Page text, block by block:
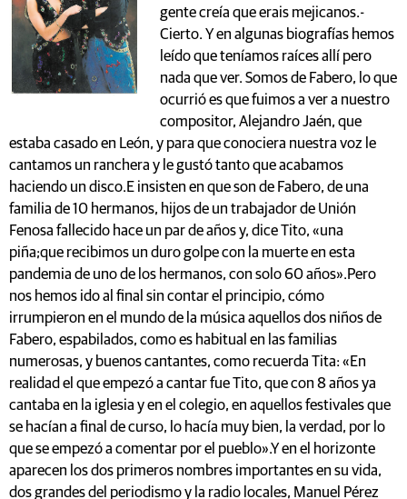
gente creía que erais mejicanos.-
Cierto. Y en algunas biografías hemos
leído que teníamos raíces allí pero
nada que ver. Somos de Fabero, lo que
ocurrió es que fuimos a ver a nuestro
compositor, Alejandro Jaén, que
estaba casado en León, y para que conociera nuestra voz le
cantamos un ranchera y le gustó tanto que acabamos
haciendo un disco.E insisten en que son de Fabero, de una
familia de 10 hermanos, hijos de un trabajador de Unión
Fenosa fallecido hace un par de años y, dice Tito, «una
piña;que recibimos un duro golpe con la muerte en esta
pandemia de uno de los hermanos, con solo 60 años».Pero
nos hemos ido al final sin contar el principio, cómo
irrumpieron en el mundo de la música aquellos dos niños de
Fabero, espabilados, como es habitual en las familias
numerosas, y buenos cantantes, como recuerda Tita: «En
realidad el que empezó a cantar fue Tito, que con 8 años ya
cantaba en la iglesia y en el colegio, en aquellos festivales que
se hacían a final de curso, lo hacía muy bien, la verdad, por lo
que se empezó a comentar por el pueblo».Y en el horizonte
aparecen los dos primeros nombres importantes en su vida,
dos grandes del periodismo y la radio locales, Manuel Pérez